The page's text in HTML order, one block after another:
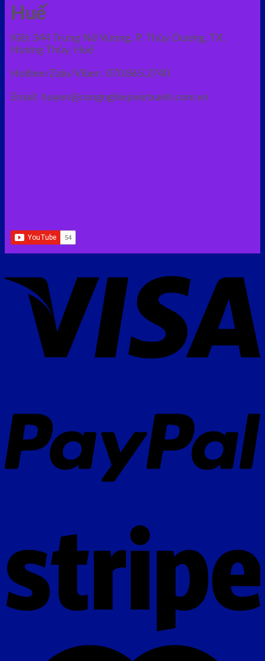
Huế
Kiệt 344 Trưng Nữ Vương, P. Thủy Dương, TX.
Hương Thủy, Huế
Hotline/Zalo/Viber: 070.865.2740
Email: huyen@congnghiepvietxanh.com.vn